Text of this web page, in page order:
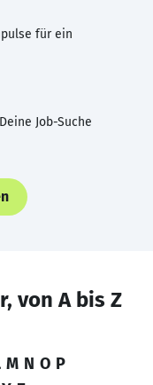
für ein
Job-Suche
von A bis Z
M N O P